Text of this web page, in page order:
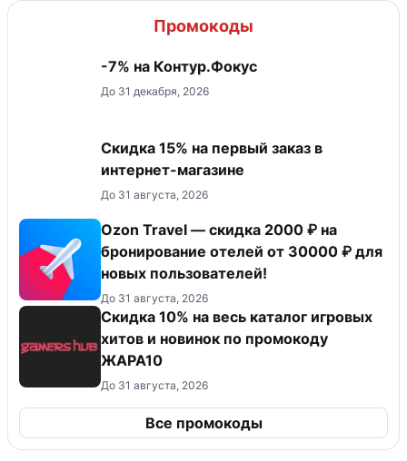
Промокоды
-7% на Контур.Фокус
До 31 декабря, 2026
Скидка 15% на первый заказ в
интернет-магазине
До 31 августа, 2026
Ozon Travel — скидка 2000 ₽ на
бронирование отелей от 30000 ₽ для
новых пользователей!
До 31 августа, 2026
Скидка 10% на весь каталог игровых
хитов и новинок по промокоду
ЖАРА10
До 31 августа, 2026
Все промокоды